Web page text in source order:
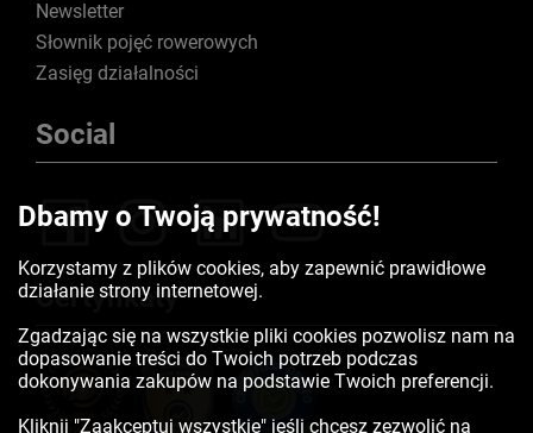
Newsletter
Słownik pojęć rowerowych
Zasięg działalności
Social
Certyfikaty
Dbamy o Twoją prywatność!
Korzystamy z plików cookies, aby zapewnić prawidłowe
działanie strony internetowej.
Zgadzając się na wszystkie pliki cookies pozwolisz nam na
dopasowanie treści do Twoich potrzeb podczas
dokonywania zakupów na podstawie Twoich preferencji.
Kliknij "Zaakceptuj wszystkie" jeśli chcesz zezwolić na